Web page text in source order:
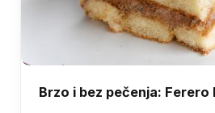
Brzo i bez pečenja: Ferero